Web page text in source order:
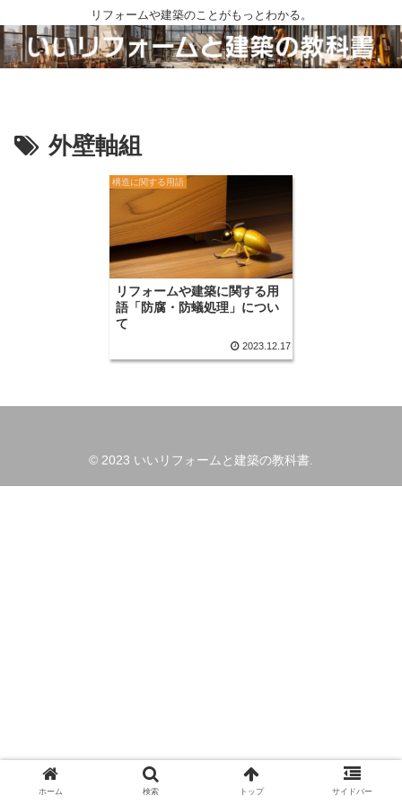
リフォームや建築のことがもっとわかる。
外壁軸組
構造に関する用語
リフォームや建築に関する用
語「防腐・防蟻処理」につい
て
2023.12.17
© 2023 いいリフォームと建築の教科書.
ホーム 検索 トップ サイドバー